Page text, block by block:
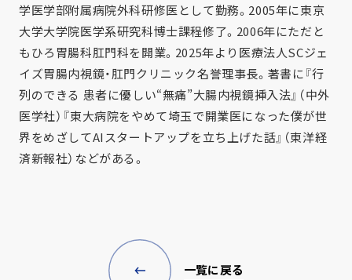
学医学部附属病院外科研修医として勤務。2005年に東京
大学大学院医学系研究科博士課程修了。2006年にただと
もひろ胃腸科肛門科を開業。2025年より医療法人SCジェ
イズ胃腸内視鏡・肛門クリニック名誉理事長。著書に『行
列のできる 患者に優しい“無痛”大腸内視鏡挿入法』（中外
医学社）『東大病院をやめて埼玉で開業医になった僕が世
界をめざしてAIスタートアップを立ち上げた話』（東洋経
済新報社）などがある。
一覧に戻る